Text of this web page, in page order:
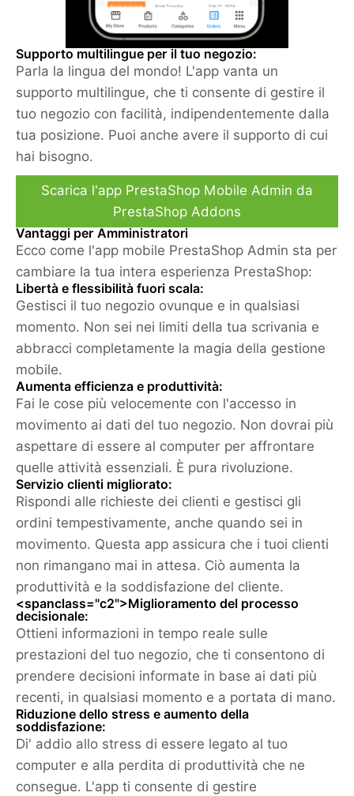
Supporto multilingue per il tuo negozio:
Parla la lingua del mondo! L'app vanta un
supporto multilingue, che ti consente di gestire il
tuo negozio con facilità, indipendentemente dalla
tua posizione. Puoi anche avere il supporto di cui
hai bisogno.
Scarica l'app PrestaShop Mobile Admin da
PrestaShop Addons
Vantaggi per Amministratori
Ecco come l'app mobile PrestaShop Admin sta per
cambiare la tua intera esperienza PrestaShop:
Libertà e flessibilità fuori scala:
Gestisci il tuo negozio ovunque e in qualsiasi
momento. Non sei nei limiti della tua scrivania e
abbracci completamente la magia della gestione
mobile.
Aumenta efficienza e produttività:
Fai le cose più velocemente con l'accesso in
movimento ai dati del tuo negozio. Non dovrai più
aspettare di essere al computer per affrontare
quelle attività essenziali. È pura rivoluzione.
Servizio clienti migliorato:
Rispondi alle richieste dei clienti e gestisci gli
ordini tempestivamente, anche quando sei in
movimento. Questa app assicura che i tuoi clienti
non rimangano mai in attesa. Ciò aumenta la
produttività e la soddisfazione del cliente.
<spanclass="c2">Miglioramento del processo
decisionale:
Ottieni informazioni in tempo reale sulle
prestazioni del tuo negozio, che ti consentono di
prendere decisioni informate in base ai dati più
recenti, in qualsiasi momento e a portata di mano.
Riduzione dello stress e aumento della
soddisfazione:
Di' addio allo stress di essere legato al tuo
computer e alla perdita di produttività che ne
consegue. L'app ti consente di gestire